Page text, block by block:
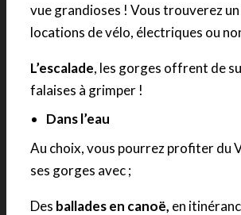
vue grandioses ! Vous trouverez
locations de vélo, électriques ou
L’escalade, les gorges offrent de
falaises à grimper !
Dans l’eau
Au choix, vous pourrez profiter du
ses gorges avec ;
Des ballades en canoë, en